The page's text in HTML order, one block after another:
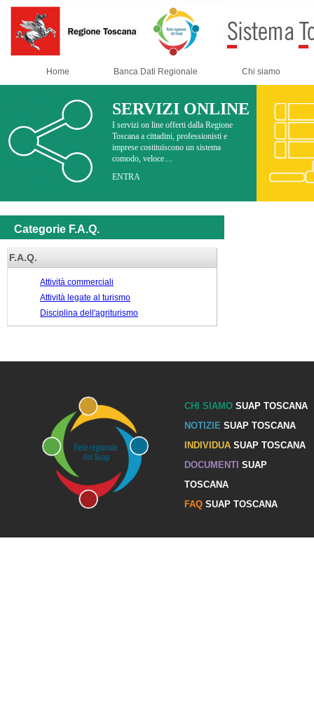
Home Banca Dati Regionale Chi siamo
SERVIZI ONLINE
I servizi on line offerti dalla Regione
Toscana a cittadini, professionisti e
imprese costituiscono un sistema
comodo, veloce....
ENTRA
Categorie F.A.Q.
F.A.Q.
Attività commerciali
Attività legate al turismo
Disciplina dell'agriturismo
CHI SIAMOSUAP TOSCANA
NOTIZIE SUAP TOSCANA
INDIVIDUASUAP TOSCANA
DOCUMENTI SUAP
TOSCANA
FAQSUAP TOSCANA